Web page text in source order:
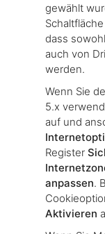
gewählt
Schaltfläche
dass
auch von
werden.
Wenn Sie
5.x
auf und
Register
anpassen.
Aktivieren